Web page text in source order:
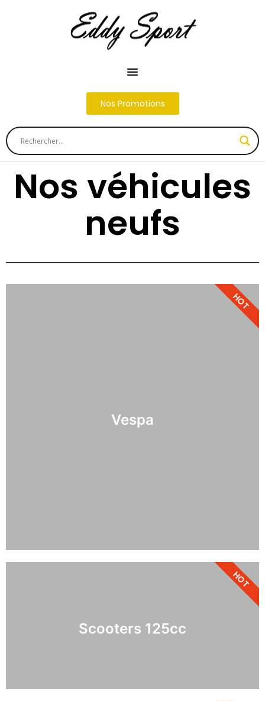
Nos Promotions
Nos véhicules
neufs
Vespa
HOT
Scooters 125cc
HOT